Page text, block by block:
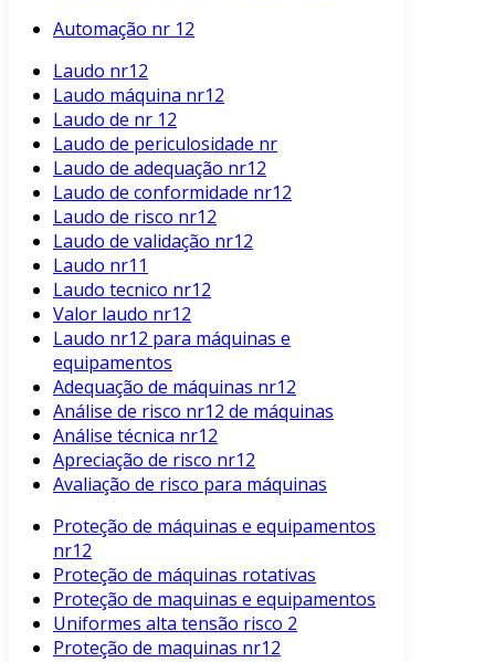
Automação nr 12
Laudo nr12
Laudo máquina nr12
Laudo de nr 12
Laudo de periculosidade nr
Laudo de adequação nr12
Laudo de conformidade nr12
Laudo de risco nr12
Laudo de validação nr12
Laudo nr11
Laudo tecnico nr12
Valor laudo nr12
Laudo nr12 para máquinas e
equipamentos
Adequação de máquinas nr12
Análise de risco nr12 de máquinas
Análise técnica nr12
Apreciação de risco nr12
Avaliação de risco para máquinas
Proteção de máquinas e equipamentos
nr12
Proteção de máquinas rotativas
Proteção de maquinas e equipamentos
Uniformes alta tensão risco 2
Proteção de maquinas nr12